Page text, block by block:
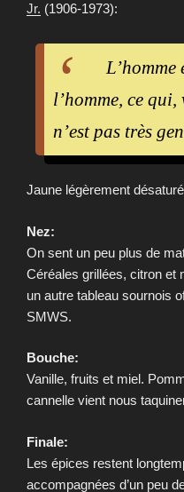
Jr. (1906-1973):
l’homme, ce qui,
n’est pas très
Jaune légèrement
Nez:
On sent un peu plus de
Céréales grillées, citron et
un autre tableau sournois
SMWS.
Bouche:
Vanille, fruits et miel.
cannelle vient nous
Finale:
Les épices restent
accompagnées d’un peu